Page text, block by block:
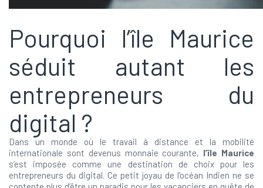
Pourquoi l’île Maurice
séduit autant les
entrepreneurs du
digital ?
Dans un monde où le travail à distance et la mobilité
internationale sont devenus monnaie courante, l’île Maurice
s’est imposée comme une destination de choix pour les
entrepreneurs du digital. Ce petit joyau de l’océan Indien ne se